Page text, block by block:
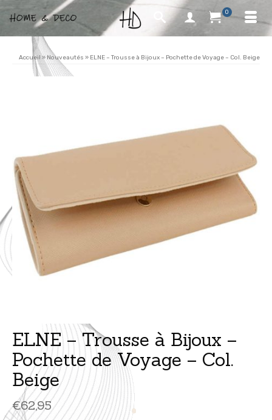
0
Accueil »Nouveautés » ELNE – Trousse à Bijoux – Pochette de Voyage – Col. Beige
ELNE – Trousse à Bijoux –
Pochette de Voyage – Col.
Beige
€62,95